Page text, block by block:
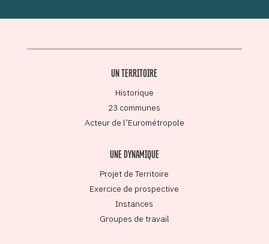
UN TERRITOIRE
Historique
23 communes
Acteur de l’Eurométropole
UNE DYNAMIQUE
Projet de Territoire
Exercice de prospective
Instances
Groupes de travail